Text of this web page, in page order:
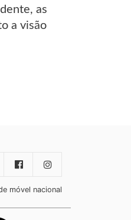
as
a visão
móvel nacional